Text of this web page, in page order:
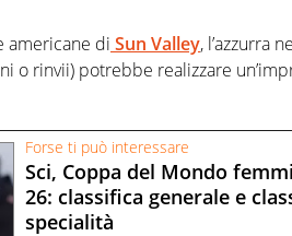
americane di Sun Valley, l’azzurra
o rinvii) potrebbe realizzare
Forse ti può interessare
Sci, Coppa del Mondo
26: classifica generale e
specialità